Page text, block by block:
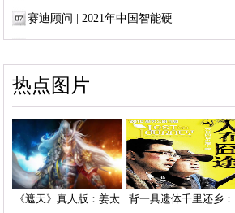
赛迪顾问 | 2021年中国智能硬
热点图片
《遮天》真人版：姜太
背一具遗体千里还乡：